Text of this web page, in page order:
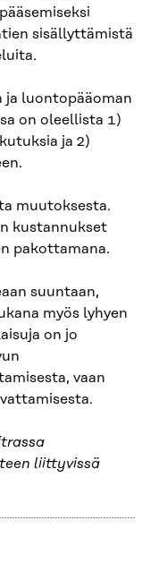
sisällyttämistä
ja luontopääoman
on oleellista 1)
ja 2)
muutoksesta.
kustannukset
pakottamana.
suuntaan,
myös lyhyen
on jo
vaan
liittyvissä